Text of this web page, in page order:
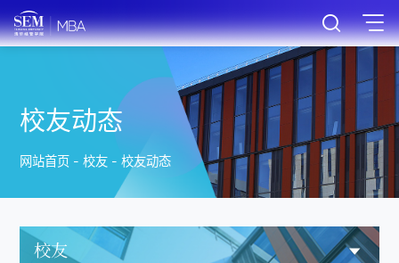
校友动态
网站首页 -校友 -校友动态
校友